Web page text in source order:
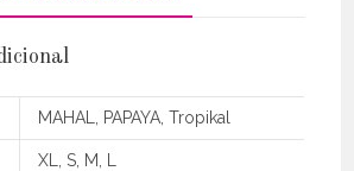
MAHAL, PAPAYA, Tropikal
XL, S, M, L